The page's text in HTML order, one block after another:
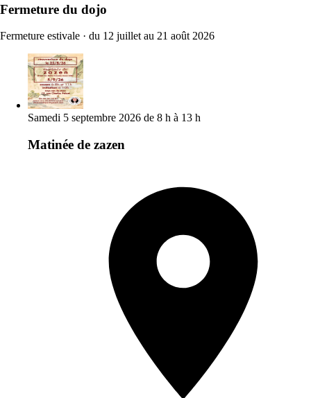
Fermeture du dojo
Fermeture estivale · du 12 juillet au 21 août 2026
Samedi 5 septembre 2026 de 8 h à 13 h
Matinée de zazen